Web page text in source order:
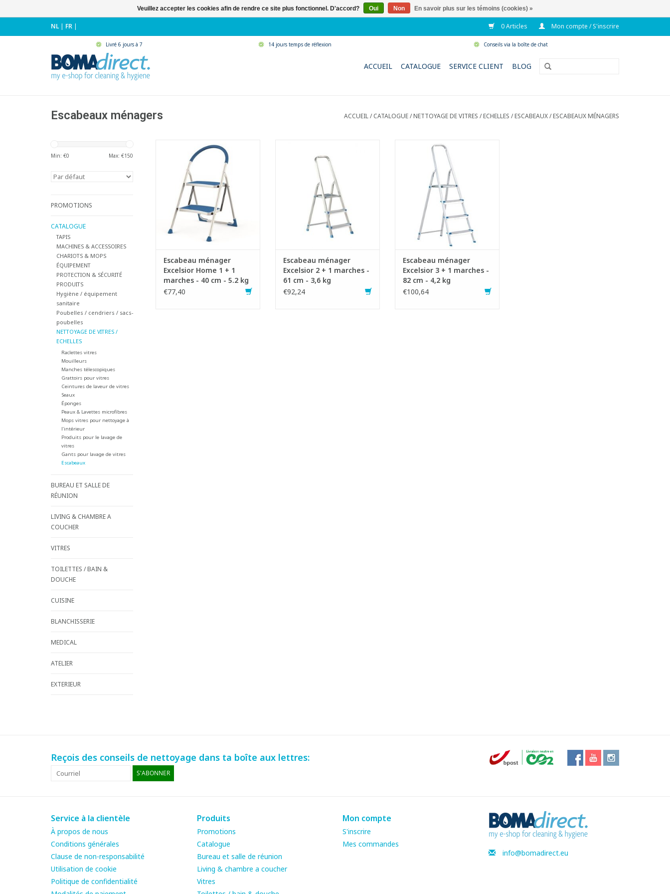
NL| FR | 0 Articles Mon compte / S'inscrire
Livré 6 jours à 7 14 jours temps de réflexion Conseils via la boîte de chat
ACCUEIL CATALOGUE SERVICE CLIENT BLOG
Escabeaux ménagers ACCUEIL/CATALOGUE/NETTOYAGE DE VITRES / ECHELLES /ESCABEAUX/ESCABEAUX MÉNAGERS
Min: €0 Max: €150
PROMOTIONS
CATALOGUE
TAPIS
MACHINES & ACCESSOIRES
CHARIOTS & MOPS
ÉQUIPEMENT
PROTECTION & SÉCURITÉ
PRODUITS
Hygiène / équipement
sanitaire
Poubelles / cendriers / sacs-
poubelles
NETTOYAGE DE VITRES /
ECHELLES
Raclettes vitres
Mouilleurs
Manches télescopiques
Grattoirs pour vitres
Ceintures de laveur de vitres
Seaux
Éponges
Peaux & Lavettes microfibres
Mops vitres pour nettoyage à
l'intérieur
Produits pour le lavage de
vitres
Gants pour lavage de vitres
Escabeaux
BUREAU ET SALLE DE
RÉUNION
LIVING & CHAMBRE A
COUCHER
VITRES
TOILETTES / BAIN &
DOUCHE
CUISINE
BLANCHISSERIE
MEDICAL
ATELIER
EXTERIEUR
Escabeau léger en aluminium
anodisé
- Avec pieds antidérapants qui
stabilisent l'échelle
- Marches arrondies pour un
meilleur confort
- Plate-forme avec verrouillage
automatique
- Convient particulièrement pour
des travaux ménagers
Escabeau ménager
Excelsior Home 1 + 1
marches - 40 cm - 5.2 kg
€77,40
anodisé
- Avec pieds antidérapants qui
stabilisent l'échelle
- Marches arrondies pour un
meilleur confort
- Plate-forme avec verrouillage
automatique
- Convient particulièrement pour
des travaux ménagers
AJOUTER AU PANIER
Escabeau ménager
Excelsior 2 + 1 marches -
61 cm - 3,6 kg
€92,24
Escabeau léger en aluminium
anodisé
- Avec pieds antidérapants qui
stabilisent l'échelle
- Marches arrondies pour un
meilleur confort
- Plate-forme avec verrouillage
automatique
- Convient particulièrement pour
des travaux ménagers
- Convient à la norme E
AJOUTER AU PANIER
Escabeau ménager
Excelsior 3 + 1 marches -
82 cm - 4,2 kg
€100,64
Reçois des conseils de nettoyage dans ta boîte aux lettres:
S'ABONNER
Service à la clientèle
À propos de nous
Conditions générales
Clause de non-responsabilité
Utilisation de cookie
Politique de confidentialité
Produits
Promotions
Catalogue
Bureau et salle de réunion
Living & chambre a coucher
Vitres
Mon compte
S'inscrire
Mes commandes
info@bomadirect.eu
Veuillez accepter les cookies afin de rendre ce site plus fonctionnel. D'accord? Oui Non En savoir plus sur les témoins (cookies) »